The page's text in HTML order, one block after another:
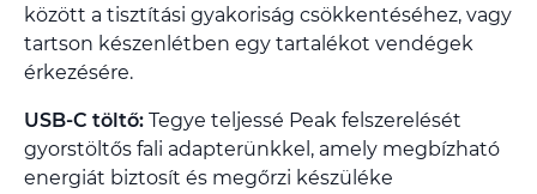
között a tisztítási gyakoriság csökkentéséhez, vagy
tartson készenlétben egy tartalékot vendégek
érkezésére.
USB-C töltő: Tegye teljessé Peak felszerelését
gyorstöltős fali adapterünkkel, amely megbízható
energiát biztosít és megőrzi készüléke